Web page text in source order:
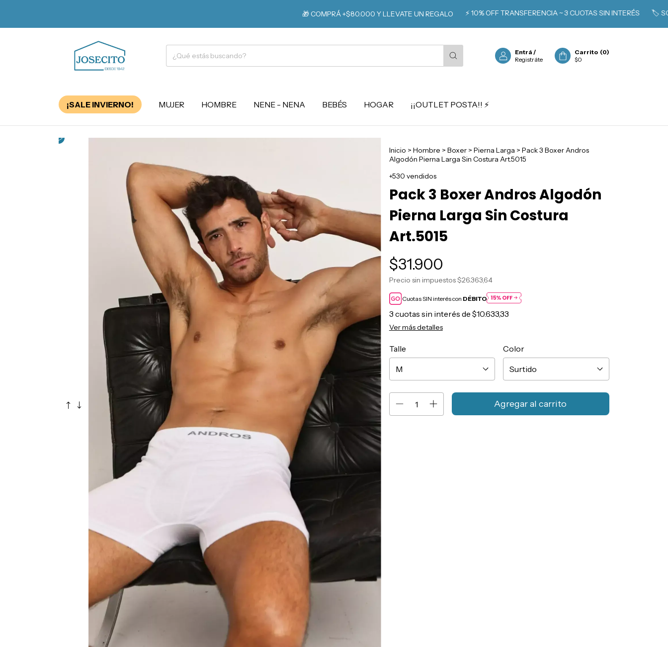
🎁 COMPRÁ +$80.000 Y LLEVATE UN REGALO ⚡️ 10% OFF TRANSFERENCIA ~ 3 CUOTAS SIN INTERÉS 🏷️ SOCIOS
Entrá /
Registráte
Carrito (0)
$0
¡SALE INVIERNO! MUJER HOMBRE NENE - NENA BEBÉS HOGAR ¡¡OUTLET POSTA!! ⚡️
Inicio > Hombre > Boxer > Pierna Larga > Pack 3 Boxer Andros
Algodón Pierna Larga Sin Costura Art.5015
+530 vendidos
Pack 3 Boxer Andros Algodón
Pierna Larga Sin Costura
Art.5015
$31.900
Precio sin impuestos$26.363,64
Cuotas SIN interés con DÉBITO
3 cuotas sin interés de $10.633,33
Ver más detalles
Talle Color